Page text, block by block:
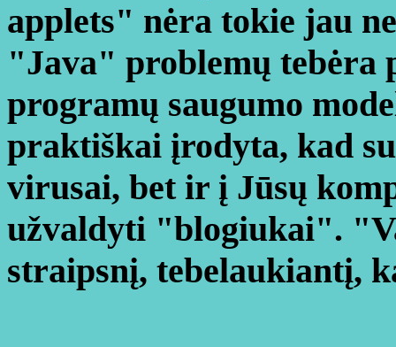
applets" nėra tokie jau
"Java" problemų tebėra
programų saugumo
praktiškai įrodyta, kad
virusai, bet ir į Jūsų
užvaldyti "blogiukai".
straipsnį, tebelaukiantį,